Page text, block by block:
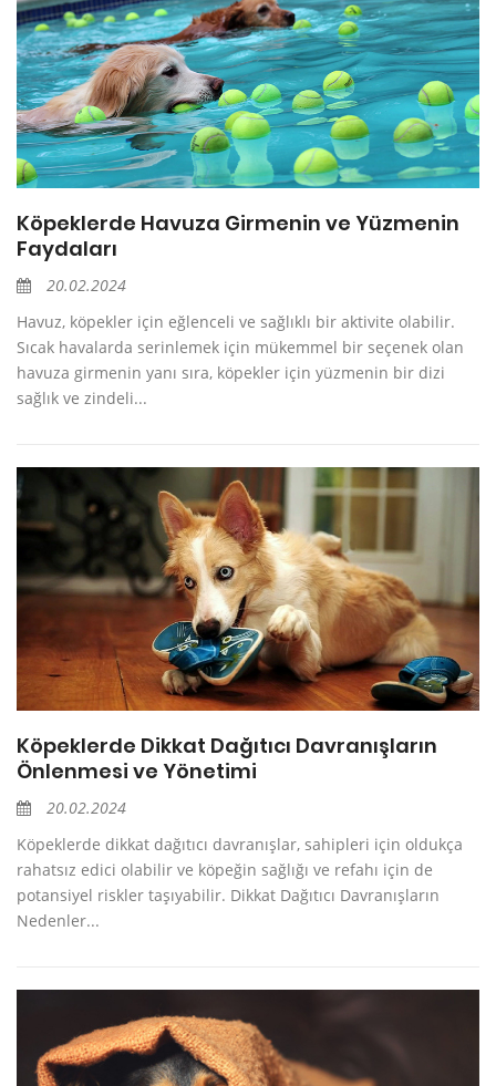
Köpeklerde Havuza Girmenin ve Yüzmenin
Faydaları
20.02.2024
Havuz, köpekler için eğlenceli ve sağlıklı bir aktivite olabilir.
Sıcak havalarda serinlemek için mükemmel bir seçenek olan
havuza girmenin yanı sıra, köpekler için yüzmenin bir dizi
sağlık ve zindeli...
Köpeklerde Dikkat Dağıtıcı Davranışların
Önlenmesi ve Yönetimi
20.02.2024
Köpeklerde dikkat dağıtıcı davranışlar, sahipleri için oldukça
rahatsız edici olabilir ve köpeğin sağlığı ve refahı için de
potansiyel riskler taşıyabilir. Dikkat Dağıtıcı Davranışların
Nedenler...